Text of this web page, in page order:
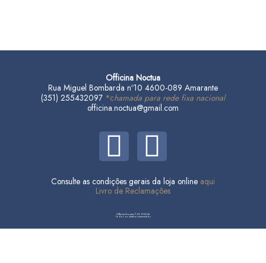
Officina Noctua
Rua Miguel Bombarda nº10 4600-089 Amarante
(351) 255432097 *chamada para rede fixa nacional
officina.noctua@gmail.com
F
a
c
e
I
n
s
t
Consulte as condições gerais da loja online aqui
Livro de Reclamações
Officina Noctua © 2017-2026
Todos os direitos reservados